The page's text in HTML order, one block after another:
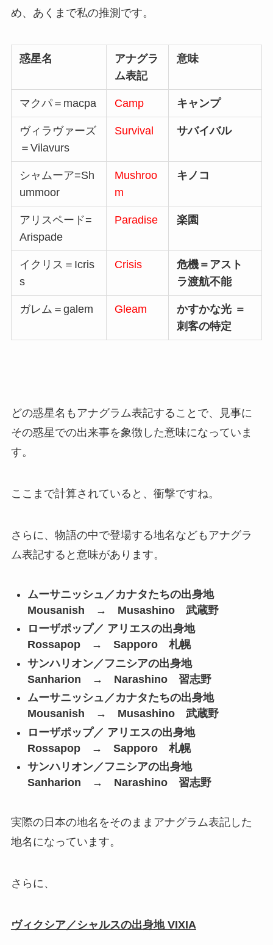
め、あくまで私の推測です。
惑星名
アナグラ
ム表記
意味
マクパ＝macpa Camp キャンプ
ヴィラヴァーズ
＝Vilavurs
Survival サバイバル
シャムーア=Sh
ummoor
Mushroo
m
キノコ
アリスペード=
Arispade
Paradise 楽園
イクリス＝Icris
s
Crisis
危機＝アスト
ラ渡航不能
ガレム＝galem Gleam
かすかな光 ＝
刺客の特定
どの惑星名もアナグラム表記することで、見事に
その惑星での出来事を象徴した意味になっていま
す。
ここまで計算されていると、衝撃ですね。
さらに、物語の中で登場する地名などもアナグラ
ム表記すると意味があります。
ムーサニッシュ／カナタたちの出身地
Mousanish → Musashino 武蔵野
ローザポップ／ アリエスの出身地
Rossapop → Sapporo 札幌
サンハリオン／フニシアの出身地
Sanharion → Narashino 習志野
ムーサニッシュ／カナタたちの出身地
Mousanish → Musashino 武蔵野
ローザポップ／ アリエスの出身地
Rossapop → Sapporo 札幌
サンハリオン／フニシアの出身地
Sanharion → Narashino 習志野
実際の日本の地名をそのままアナグラム表記した
地名になっています。
さらに、
ヴィクシア／シャルスの出身地 VIXIA